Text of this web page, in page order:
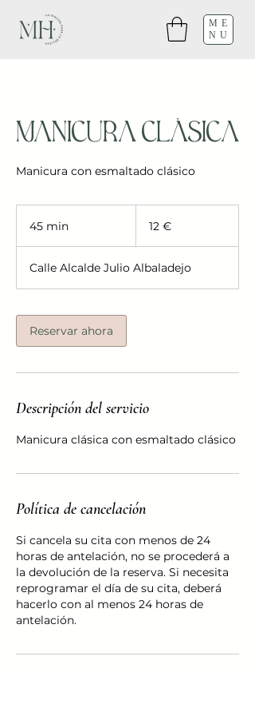
ME
NU
Manicura Clásica
Manicura con esmaltado clásico
45 min
m
i
12 €
Calle Alcalde Julio Albaladejo
Reservar ahora
Descripción del servicio
Manicura clásica con esmaltado clásico
Política de cancelación
Si cancela su cita con menos de 24
horas de antelación, no se procederá a
la devolución de la reserva. Si necesita
reprogramar el día de su cita, deberá
hacerlo con al menos 24 horas de
antelación.